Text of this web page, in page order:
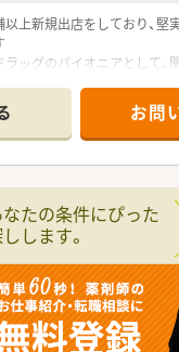
上新規出店をしており、堅
ッグのパイオニアとして、関
なプランがあり、集合研修
幅広く用意されています
従業員、社外で活躍する従
、薬剤師として様々な活躍
剤薬剤師（土日休み・19時ま
できます
でなく「医療モール・クリニ
問調剤特化型店舗」など様々な
積極的取り組んでおり「訪問
調剤室は業界最多の51店舗
みん認定企業」「健康経営優
お問
たの条件にぴった
します。